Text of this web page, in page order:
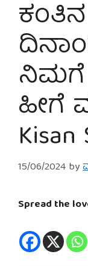
ನಿಮಗೆ
ಹೀಗೆ
15/06/2024 by
Spread the